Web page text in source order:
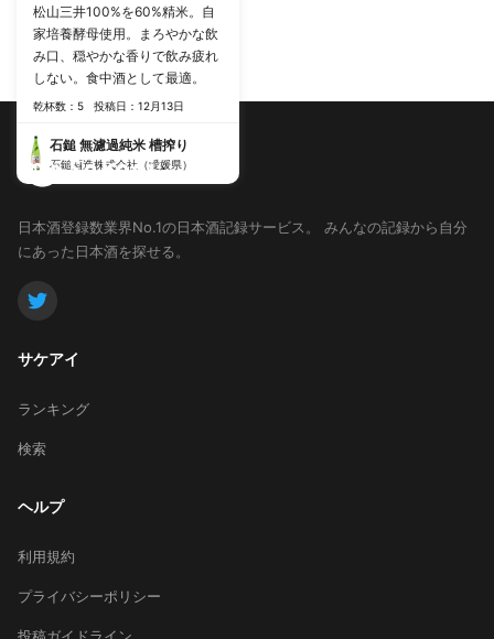
松山三井100%を60%精米。自
家培養酵母使用。まろやかな飲
み口、穏やかな香りで飲み疲れ
しない。食中酒として最適。
乾杯数：5 投稿日：12月13日
石鎚 無濾過純米 槽搾り
石鎚酒造株式会社（愛媛県）
日本酒登録数業界No.1の日本酒記録サービス。
みんなの記録から自分
にあった日本酒を探せる。
サケアイ
ランキング
検索
ヘルプ
利用規約
プライバシーポリシー